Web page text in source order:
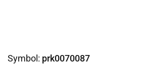
Symbol: prk0070087